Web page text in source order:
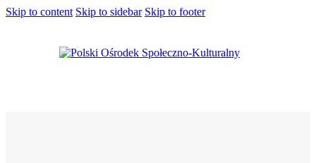
Skip to content Skip to sidebar Skip to footer